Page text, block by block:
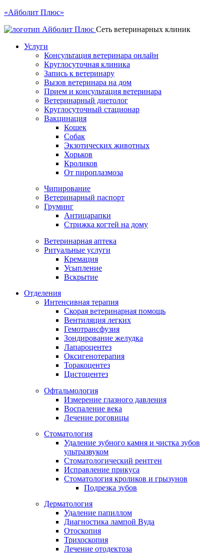
«Айболит Плюс»
Сеть ветеринарных клиник
Услуги
Консультация ветеринара онлайн
Круглосуточная клиника
Запись к ветеринару
Вызов ветеринара на дом
Прием и консультация ветеринара
Ветеринарный диетолог
Круглосуточный стационар
Вакцинация
Кошек
Собак
Экзотических животных
Хорьков
Кроликов
От пироплазмоза
Чипирование
Ветеринарный паспорт
Груминг
Антицарапки
Стрижка когтей на дому
Ветеринарная аптека
Ритуальные услуги
Кремация
Усыпление
Вскрытие
Отделения
Интенсивная терапия
Скорая ветеринарная помощь
Вентиляция легких
Гемотрансфузия
Зондирование желудка
Лапароцентез
Оксигенотерапия
Торакоцентез
Цистоцентез
Офтальмология
Измерение глазного давления
Воспаление века
Лечение роговицы
Стоматология
Удаление зубного камня и чистка зубов
ультразвуком
Стоматологический рентген
Исправление прикуса
Стоматология кроликов и грызунов
Подрезка зубов
Дерматология
Удаление папиллом
Диагностика лампой Вуда
Отоскопия
Трихоскопия
Лечение отодектоза